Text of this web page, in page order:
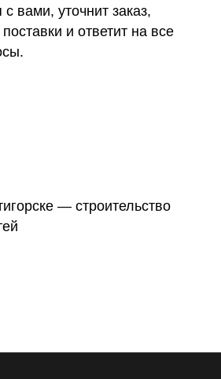
вами, уточнит заказ,
и ответит на все
— строительство